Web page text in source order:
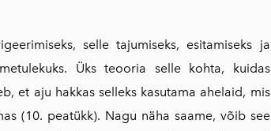
selle tajumiseks, esitamiseks ja
Üks teooria selle kohta, kuidas
et aju hakkas selleks kasutama ahelaid, mis
(10. peatükk). Nagu näha saame, võib see